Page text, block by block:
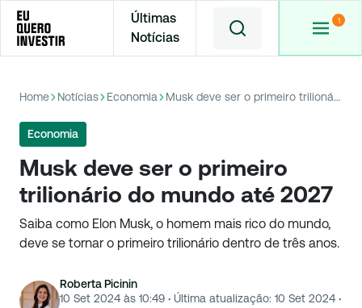
Últimas
Notícias
Home Notícias Economia Musk deve ser o primeiro trilionário do mundo até 2027
Economia
Musk deve ser o primeiro
trilionário do mundo até 2027
Saiba como Elon Musk, o homem mais rico do mundo,
deve se tornar o primeiro trilionário dentro de três anos.
Roberta Picinin
10 Set 2024 às 10:49 · Última atualização: 10 Set 2024 ·